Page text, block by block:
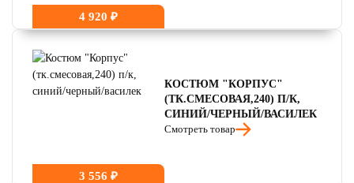
4 920 ₽
3 556 ₽
КОСТЮМ "КОРПУС"
(ТК.СМЕСОВАЯ,240) П/К,
СИНИЙ/ЧЕРНЫЙ/ВАСИЛЕК
Смотреть товар